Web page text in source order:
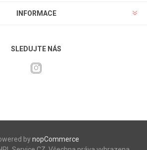
INFORMACE
SLEDUJTE NÁS
bynopCommerce